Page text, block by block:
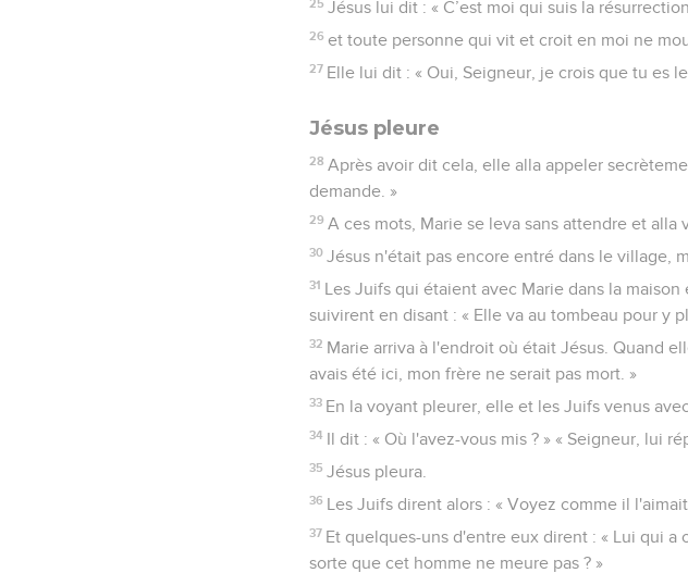
25 Jésus lui dit : « C’est moi qui suis la
26 et toute personne qui vit et croit en moi ne
27 Elle lui dit : « Oui, Seigneur, je crois que tu es
Jésus pleure
28 Après avoir dit cela, elle alla appeler
demande. »
29 A ces mots, Marie se leva sans attendre et alla
30 Jésus n'était pas encore entré dans le village,
31 Les Juifs qui étaient avec Marie dans la
suivirent en disant : « Elle va au tombeau pour y
32 Marie arriva à l'endroit où était Jésus. Quand
avais été ici, mon frère ne serait pas mort. »
33 En la voyant pleurer, elle et les Juifs venus
34 Il dit : « Où l'avez-vous mis ? » « Seigneur, lui
35 Jésus pleura.
36 Les Juifs dirent alors : « Voyez comme il
37 Et quelques-uns d'entre eux dirent : « Lui qui
sorte que cet homme ne meure pas ? »